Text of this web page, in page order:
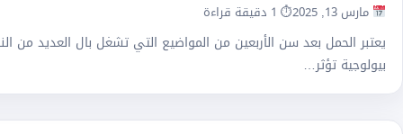
مارس 13, 2025 ⏱ 1 دقيقة قراءة
يعتبر الحمل بعد سن الأربعين من المواضيع التي تشغل بال العديد من
بيولوجية تؤثر…